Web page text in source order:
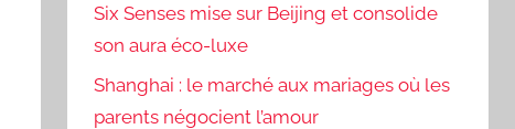
Six Senses mise sur Beijing et consolide
son aura éco-luxe
Shanghai : le marché aux mariages où les
parents négocient l’amour